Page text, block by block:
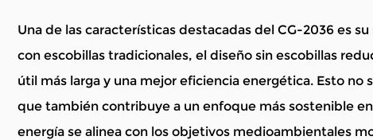
Una de las características destacadas del CG-2036 es
con escobillas tradicionales, el diseño sin escobillas
útil más larga y una mejor eficiencia energética. Esto
que también contribuye a un enfoque más sostenible
energía se alinea con los objetivos medioambientales